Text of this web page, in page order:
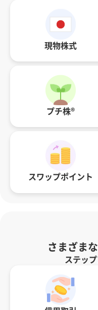
現物株式
プチ株®
スワップポイント
さまざま
ステッ